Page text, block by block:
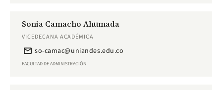
Sonia Camacho Ahumada
VICEDECANA ACADÉMICA
email so-camac@uniandes.edu.co
FACULTAD DE ADMINISTRACIÓN